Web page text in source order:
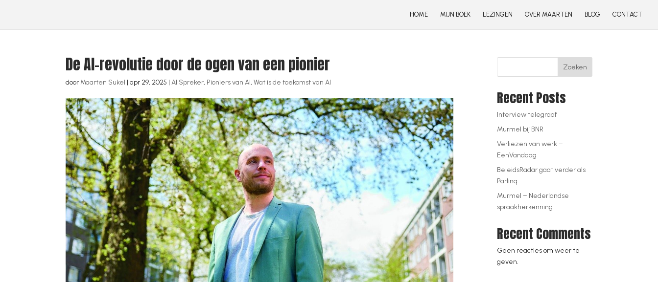
HOME MIJN BOEK LEZINGEN OVER MAARTEN BLOG CONTACT
De AI-revolutie door de ogen van een pionier
door Maarten Sukel |apr 29, 2025 |AI Spreker, Pioniers van AI,Wat is de toekomst van AI
Zoeken
Recent Posts
Interview telegraaf
Murmel bij BNR
Verliezen van werk –
EenVandaag
BeleidsRadar gaat verder als
Parlinq
Murmel – Nederlandse
spraakherkenning
Recent Comments
Geen reacties om weer te
geven.